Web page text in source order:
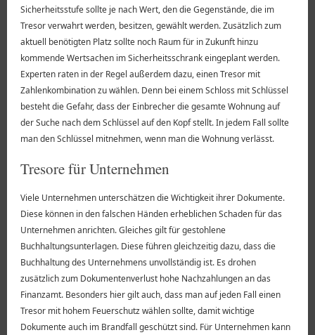
Sicherheitsstufe sollte je nach Wert, den die Gegenstände, die im
Tresor verwahrt werden, besitzen, gewählt werden. Zusätzlich zum
aktuell benötigten Platz sollte noch Raum für in Zukunft hinzu
kommende Wertsachen im Sicherheitsschrank eingeplant werden.
Experten raten in der Regel außerdem dazu, einen Tresor mit
Zahlenkombination zu wählen. Denn bei einem Schloss mit Schlüssel
besteht die Gefahr, dass der Einbrecher die gesamte Wohnung auf
der Suche nach dem Schlüssel auf den Kopf stellt. In jedem Fall sollte
man den Schlüssel mitnehmen, wenn man die Wohnung verlässt.
Tresore für Unternehmen
Viele Unternehmen unterschätzen die Wichtigkeit ihrer Dokumente.
Diese können in den falschen Händen erheblichen Schaden für das
Unternehmen anrichten. Gleiches gilt für gestohlene
Buchhaltungsunterlagen. Diese führen gleichzeitig dazu, dass die
Buchhaltung des Unternehmens unvollständig ist. Es drohen
zusätzlich zum Dokumentenverlust hohe Nachzahlungen an das
Finanzamt. Besonders hier gilt auch, dass man auf jeden Fall einen
Tresor mit hohem Feuerschutz wählen sollte, damit wichtige
Dokumente auch im Brandfall geschützt sind. Für Unternehmen kann